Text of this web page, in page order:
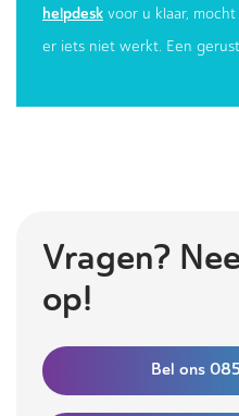
helpdesk voor u klaar,
er iets niet werkt. Een
Vragen?
op!
Bel ons